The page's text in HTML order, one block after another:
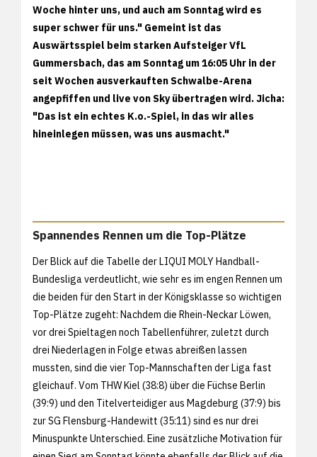
Woche hinter uns, und auch am Sonntag wird es
super schwer für uns." Gemeint ist das
Auswärtsspiel beim starken Aufsteiger VfL
Gummersbach, das am Sonntag um 16:05 Uhr in der
seit Wochen ausverkauften Schwalbe-Arena
angepfiffen und live von Sky übertragen wird. Jicha:
"Das ist ein echtes K.o.-Spiel, in das wir alles
hineinlegen müssen, was uns ausmacht."
Spannendes Rennen um die Top-Plätze
Der Blick auf die Tabelle der LIQUI MOLY Handball-
Bundesliga verdeutlicht, wie sehr es im engen Rennen um
die beiden für den Start in der Königsklasse so wichtigen
Top-Plätze zugeht: Nachdem die Rhein-Neckar Löwen,
vor drei Spieltagen noch Tabellenführer, zuletzt durch
drei Niederlagen in Folge etwas abreißen lassen
mussten, sind die vier Top-Mannschaften der Liga fast
gleichauf. Vom THW Kiel (38:8) über die Füchse Berlin
(39:9) und den Titelverteidiger aus Magdeburg (37:9) bis
zur SG Flensburg-Handewitt (35:11) sind es nur drei
Minuspunkte Unterschied. Eine zusätzliche Motivation für